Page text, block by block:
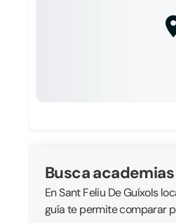
Busca
En Sant Feliu De Guíxols
guía te permite comparar